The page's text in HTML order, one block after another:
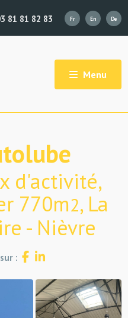
81 81 82 83
Menu
d'activité,
770m2, La
- Nièvre
: